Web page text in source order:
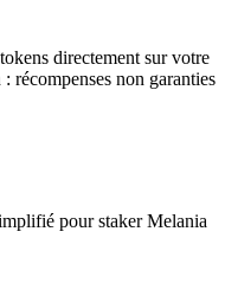
directement sur votre
récompenses non garanties
pour staker Melania